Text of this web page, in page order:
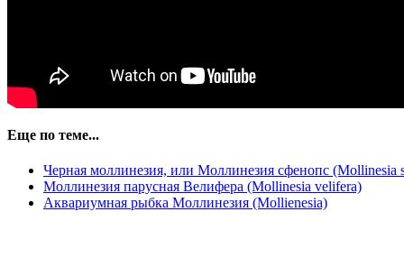
Еще по теме...
Черная моллинезия, или Моллинезия сфенопс (Mollinesia
Моллинезия парусная Велифера (Mollinesia velifera)
Аквариумная рыбка Моллинезия (Mollienesia)